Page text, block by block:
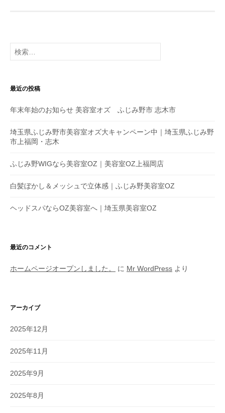
検
索
最近の投稿
年末年始のお知らせ 美容室オズ ふじみ野市 志木市
埼玉県ふじみ野市美容室オズ大キャンペーン中｜埼玉県ふじみ野
市上福岡・志木
ふじみ野WIGなら美容室OZ｜美容室OZ上福岡店
白髪ぼかし＆メッシュで立体感｜ふじみ野美容室OZ
ヘッドスパならOZ美容室へ｜埼玉県美容室OZ
最近のコメント
ホームページオープンしました。 に Mr WordPress より
アーカイブ
2025年12月
2025年11月
2025年9月
2025年8月